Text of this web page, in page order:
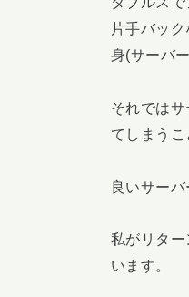
片手バッ
身(サーバ
それでは
てしまう
良いサー
私がリタ
います。